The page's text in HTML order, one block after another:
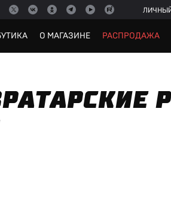
О МАГАЗИНЕ РАСПРОДАЖА